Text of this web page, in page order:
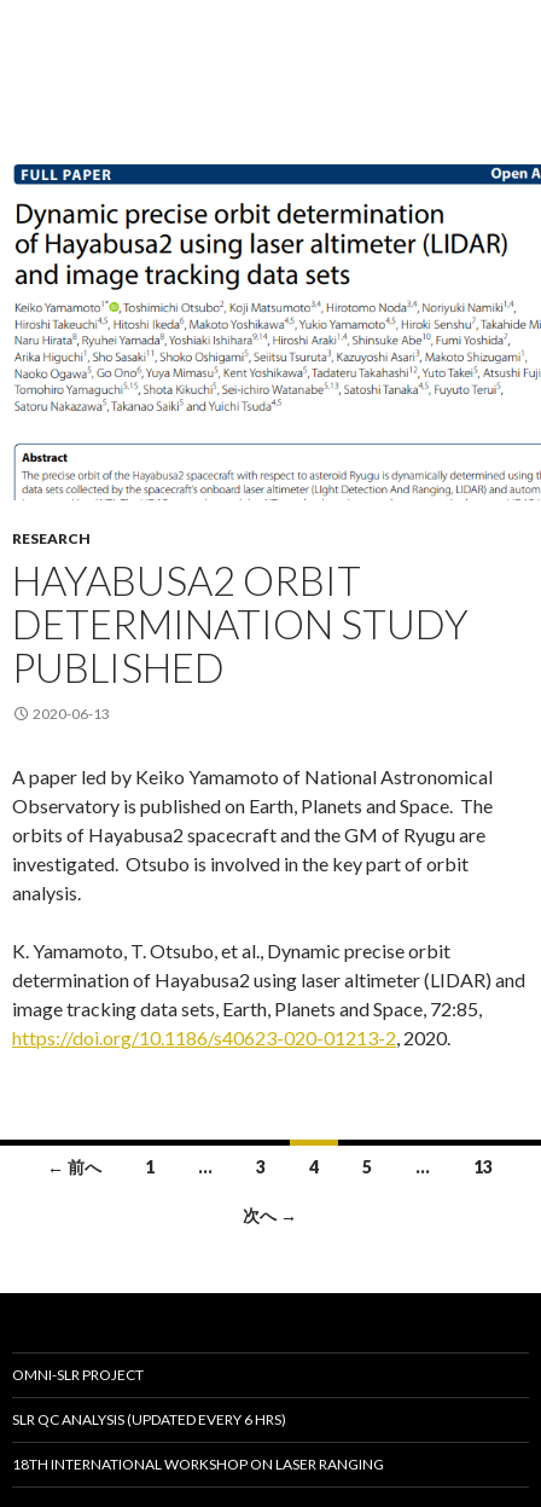
RESEARCH
HAYABUSA2 ORBIT
DETERMINATION STUDY
PUBLISHED
2020-06-13
A paper led by Keiko Yamamoto of National Astronomical
Observatory is published on Earth, Planets and Space. The
orbits of Hayabusa2 spacecraft and the GM of Ryugu are
investigated. Otsubo is involved in the key part of orbit
analysis.
K. Yamamoto, T. Otsubo, et al., Dynamic precise orbit
determination of Hayabusa2 using laser altimeter (LIDAR) and
image tracking data sets, Earth, Planets and Space, 72:85,
https://doi.org/10.1186/s40623-020-01213-2, 2020.
ビ
ー
シ
ョ
← 前へ 1 … 3 4 5 … 13
次へ →
OMNI-SLR PROJECT
SLR QC ANALYSIS (UPDATED EVERY 6 HRS)
18TH INTERNATIONAL WORKSHOP ON LASER RANGING